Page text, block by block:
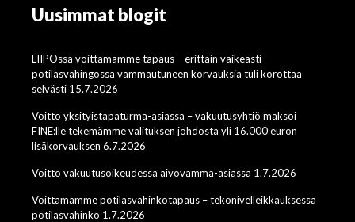
Uusimmat blogit
LIIPOssa voittamamme tapaus – erittäin vaikeasti
potilasvahingossa vammautuneen korvauksia tuli korottaa
selvästi 15.7.2026
Voitto yksityistapaturma-asiassa – vakuutusyhtiö maksoi
FINE:lle tekemämme valituksen johdosta yli 16.000 euron
lisäkorvauksen 6.7.2026
Voitto vakuutusoikeudessa aivovamma-asiassa 1.7.2026
Voittamamme potilasvahinkotapaus – tekonivelleikkauksessa
potilasvahinko 1.7.2026